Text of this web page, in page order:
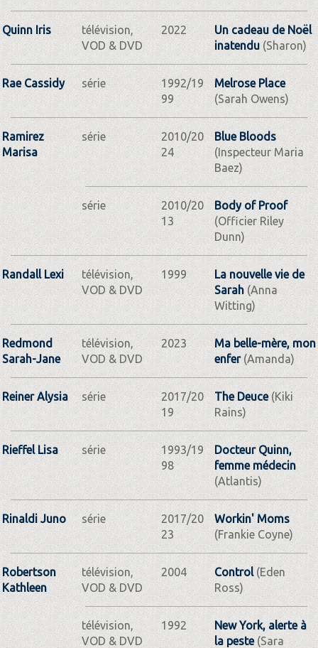
Quinn Iris
télévision,
VOD & DVD
2022
Un cadeau de Noël
inatendu(Sharon)
Rae Cassidy série
1992/19
99
Melrose Place
(Sarah Owens)
Ramirez
Marisa
série
2010/20
24
Blue Bloods
(Inspecteur Maria
Baez)
série
2010/20
13
Body of Proof
(Officier Riley
Dunn)
Randall Lexi
télévision,
VOD & DVD
1999
La nouvelle vie de
Sarah(Anna
Witting)
Redmond
Sarah-Jane
télévision,
VOD & DVD
2023
Ma belle-mère, mon
enfer(Amanda)
Reiner Alysia série
2017/20
19
The Deuce(Kiki
Rains)
Rieffel Lisa série
1993/19
98
Docteur Quinn,
femme médecin
(Atlantis)
Rinaldi Juno série
2017/20
23
Workin' Moms
(Frankie Coyne)
Robertson
Kathleen
télévision,
VOD & DVD
2004 Control(Eden
Ross)
télévision,
VOD & DVD
1992
New York, alerte à
la peste(Sara